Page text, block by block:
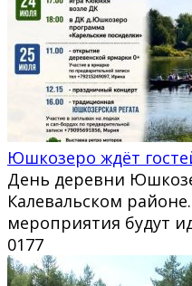
Юшкозеро ждёт
День деревни
Калевальском
мероприятия будут
0177